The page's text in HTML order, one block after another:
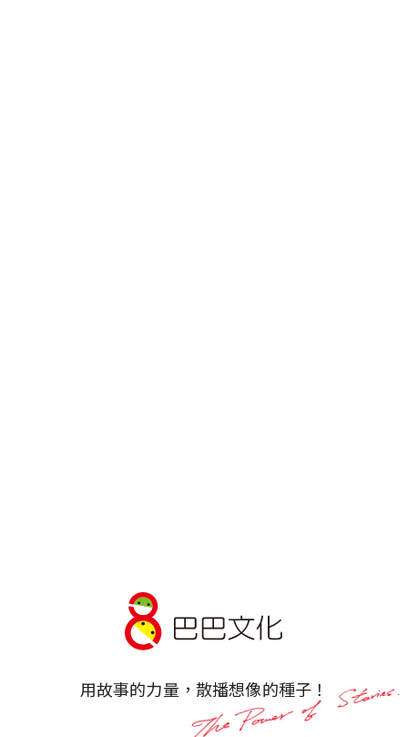
用故事的力量，散播想像的種子！